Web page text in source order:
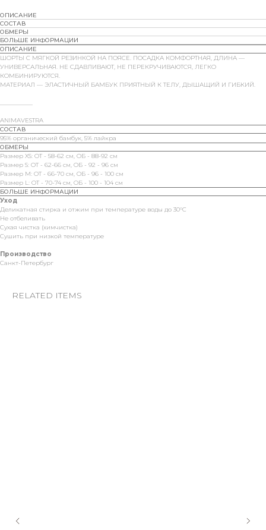
ОПИСАНИЕ
СОСТАВ
ОБМЕРЫ
БОЛЬШЕ ИНФОРМАЦИИ
ОПИСАНИЕ
ШОРТЫ С МЯГКОЙ РЕЗИНКОЙ НА ПОЯСЕ. ПОСАДКА КОМФОРТНАЯ, ДЛИНА —
УНИВЕРСАЛЬНАЯ. НЕ СДАВЛИВАЮТ, НЕ ПЕРЕКРУЧИВАЮТСЯ, ЛЕГКО
КОМБИНИРУЮТСЯ.
МАТЕРИАЛ — ЭЛАСТИЧНЫЙ БАМБУК ПРИЯТНЫЙ К ТЕЛУ, ДЫШАЩИЙ И ГИБКИЙ.
ANIMAVESTRA
СОСТАВ
95% органический бамбук, 5% лайкра
ОБМЕРЫ
Размер XS: ОТ - 58-62 см, ОБ - 88-92 см
Размер S: ОТ - 62-66 см, ОБ - 92 - 96 см
Размер M: ОТ - 66-70 см, ОБ - 96 - 100 см
Размер L: ОТ - 70-74 см, ОБ - 100 - 104 см
БОЛЬШЕ ИНФОРМАЦИИ
Уход
Деликатная стирка и отжим при температуре воды до 30°C
Не отбеливать
Сухая чистка (химчистка)
Сушить при низкой температуре
Производство
Санкт-Петербург
RELATED ITEMS